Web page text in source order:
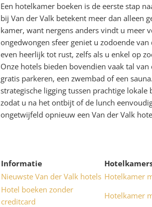
Een hotelkamer boeken is de eerste stap
bij Van der Valk betekent meer dan alleen
kamer, want nergens anders vindt u meer
ongedwongen sfeer geniet u zodoende
even heerlijk tot rust, zelfs als u enkel op
Onze hotels bieden bovendien vaak tal
gratis parkeren, een zwembad of een
strategische ligging tussen prachtige
zodat u na het ontbijt of de lunch
ongetwijfeld opnieuw een Van der Valk
Informatie
Nieuwste Van der Valk hotels Hotelkamer
Hotel boeken zonder
creditcard
Hotelkamer